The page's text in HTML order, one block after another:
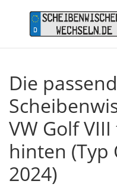
Die
VW Golf
hinten (Typ
2024)